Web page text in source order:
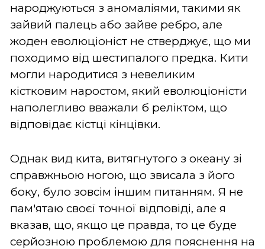
народжуються з аномаліями, такими як
зайвий палець або зайве ребро, але
жоден еволюціоніст не стверджує, що ми
походимо від шестипалого предка. Кити
могли народитися з невеликим
кістковим наростом, який еволюціоністи
наполегливо вважали б реліктом, що
відповідає кістці кінцівки.
Однак вид кита, витягнутого з океану зі
справжньою ногою, що звисала з його
боку, було зовсім іншим питанням. Я не
пам'ятаю своєї точної відповіді, але я
вказав, що, якщо це правда, то це буде
серйозною проблемою для пояснення на